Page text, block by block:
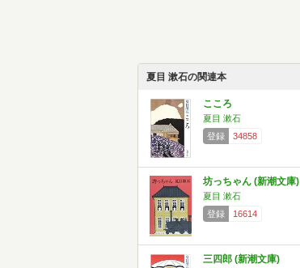
夏目 漱石の関連本
こころ
夏目 漱石
登録
34858
坊っちゃん (新潮文庫)
夏目 漱石
登録
16614
三四郎 (新潮文庫)